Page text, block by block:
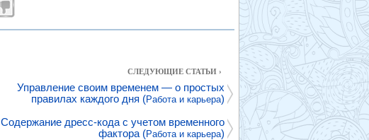
СЛЕДУЮЩИЕ СТАТЬИ ›
Управление своим временем — о простых
правилах каждого дня (Работа и карьера)
Содержание дресс-кода с учетом временного
фактора (Работа и карьера)